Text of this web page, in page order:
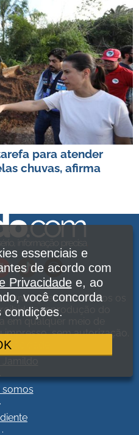
para atender
chuvas, afirma
Ltda. Todos os
a reprodução do
em qualquer meio de
sem autorização.
somos
.
.
essenciais e
de acordo com
Privacidadee, ao
você concorda
condições.